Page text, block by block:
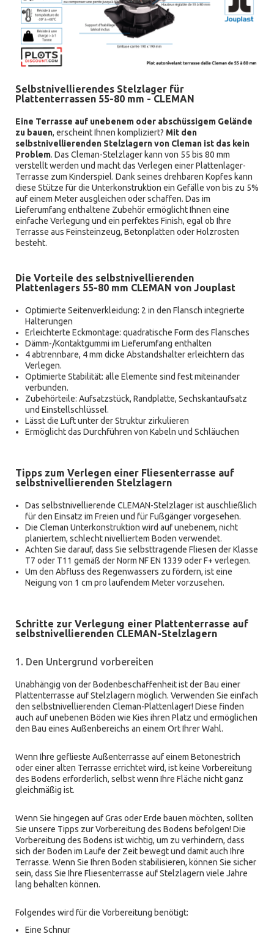
Selbstnivellierendes Stelzlager für
Plattenterrassen 55-80 mm - CLEMAN
Eine Terrasse auf unebenem oder abschüssigem Gelände
zu bauen, erscheint Ihnen kompliziert? Mit den
selbstnivellierenden Stelzlagern von Cleman ist das kein
Problem. Das Cleman-Stelzlager kann von 55 bis 80 mm
verstellt werden und macht das Verlegen einer Plattenlager-
Terrasse zum Kinderspiel. Dank seines drehbaren Kopfes kann
diese Stütze für die Unterkonstruktion ein Gefälle von bis zu 5%
auf einem Meter ausgleichen oder schaffen. Das im
Lieferumfang enthaltene Zubehör ermöglicht Ihnen eine
einfache Verlegung und ein perfektes Finish, egal ob Ihre
Terrasse aus Feinsteinzeug, Betonplatten oder Holzrosten
besteht.
Die Vorteile des selbstnivellierenden
Plattenlagers 55-80 mm CLEMAN von Jouplast
Optimierte Seitenverkleidung: 2 in den Flansch integrierte
Halterungen
Erleichterte Eckmontage: quadratische Form des Flansches
Dämm-/Kontaktgummi im Lieferumfang enthalten
4 abtrennbare, 4 mm dicke Abstandshalter erleichtern das
Verlegen.
Optimierte Stabilität: alle Elemente sind fest miteinander
verbunden.
Zubehörteile: Aufsatzstück, Randplatte, Sechskantaufsatz
und Einstellschlüssel.
Lässt die Luft unter der Struktur zirkulieren
Ermöglicht das Durchführen von Kabeln und Schläuchen
Tipps zum Verlegen einer Fliesenterrasse auf
selbstnivellierenden Stelzlagern
Das selbstnivellierende CLEMAN-Stelzlager ist auschließlich
für den Einsatz im Freien und für Fußgänger vorgesehen.
Die Cleman Unterkonstruktion wird auf unebenem, nicht
planiertem, schlecht nivelliertem Boden verwendet.
Achten Sie darauf, dass Sie selbsttragende Fliesen der Klasse
T7 oder T11 gemäß der Norm NF EN 1339 oder F+ verlegen.
Um den Abfluss des Regenwassers zu fördern, ist eine
Neigung von 1 cm pro laufendem Meter vorzusehen.
Schritte zur Verlegung einer Plattenterrasse auf
selbstnivellierenden CLEMAN-Stelzlagern
1. Den Untergrund vorbereiten
Unabhängig von der Bodenbeschaffenheit ist der Bau einer
Plattenterrasse auf Stelzlagern möglich. Verwenden Sie einfach
den selbstnivellierenden Cleman-Plattenlager! Diese finden
auch auf unebenen Böden wie Kies ihren Platz und ermöglichen
den Bau eines Außenbereichs an einem Ort Ihrer Wahl.
Wenn Ihre geflieste Außenterrasse auf einem Betonestrich
oder einer alten Terrasse errichtet wird, ist keine Vorbereitung
des Bodens erforderlich, selbst wenn Ihre Fläche nicht ganz
gleichmäßig ist.
Wenn Sie hingegen auf Gras oder Erde bauen möchten, sollten
Sie unsere Tipps zur Vorbereitung des Bodens befolgen! Die
Vorbereitung des Bodens ist wichtig, um zu verhindern, dass
sich der Boden im Laufe der Zeit bewegt und damit auch Ihre
Terrasse. Wenn Sie Ihren Boden stabilisieren, können Sie sicher
sein, dass Sie Ihre Fliesenterrasse auf Stelzlagern viele Jahre
lang behalten können.
Folgendes wird für die Vorbereitung benötigt:
Eine Schnur